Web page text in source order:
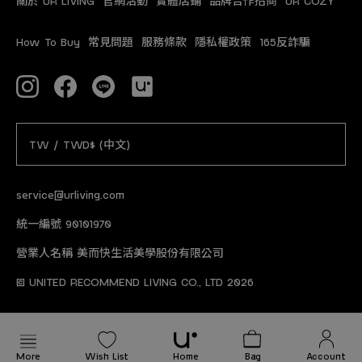
service@urliving.com
統一編號 90101970
營業人名稱 美而快生活美學股份有限公司
© UNITED RECOMMEND LIVING CO., LTD 2026
How To Buy 常見問題 服務條款 隱私權政策 165反詐騙
TW / TWD$ (中文)
More Wish List Home Bag Account